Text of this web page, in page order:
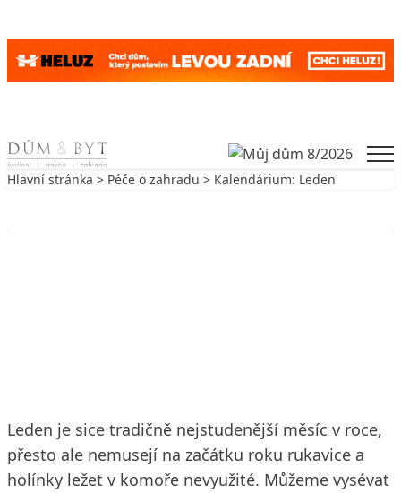
Skip to content
Hlavní stránka > Péče o zahradu > Kalendárium: Leden
Leden je sice tradičně nejstudenější měsíc v roce,
přesto ale nemusejí na začátku roku rukavice a
holínky ležet v komoře nevyužité. Můžeme vysévat